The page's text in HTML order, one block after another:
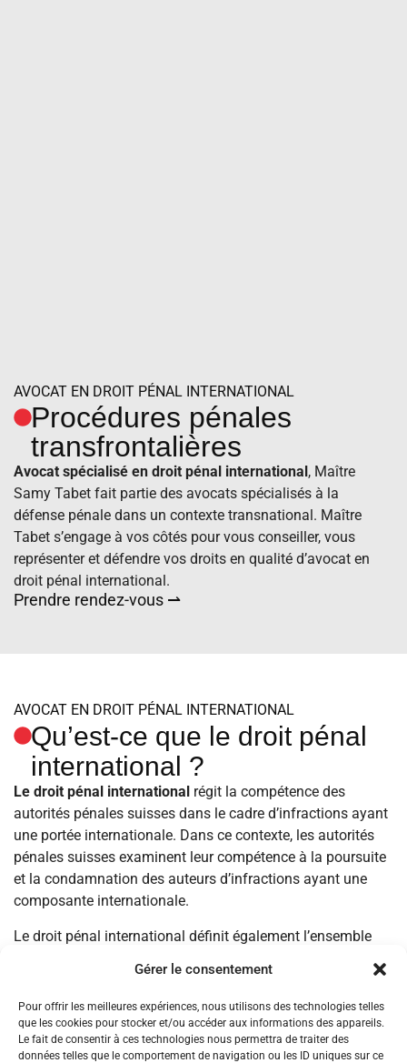
Gérer le consentement
Pour offrir les meilleures expériences, nous utilisons des technologies telles
que les cookies pour stocker et/ou accéder aux informations des appareils.
Le fait de consentir à ces technologies nous permettra de traiter des
données telles que le comportement de navigation ou les ID uniques sur ce
AVOCAT EN DROIT PÉNAL INTERNATIONAL
Procédures pénales
transfrontalières
Avocat spécialisé en droit pénal international, Maître
Samy Tabet fait partie des avocats spécialisés à la
défense pénale dans un contexte transnational. Maître
Tabet s’engage à vos côtés pour vous conseiller, vous
représenter et défendre vos droits en qualité d’avocat en
droit pénal international.
Prendre rendez-vous ⇀
AVOCAT EN DROIT PÉNAL INTERNATIONAL
Qu’est-ce que le droit pénal
international ?
Le droit pénal international régit la compétence des
autorités pénales suisses dans le cadre d’infractions ayant
une portée internationale. Dans ce contexte, les autorités
pénales suisses examinent leur compétence à la poursuite
et la condamnation des auteurs d’infractions ayant une
composante internationale.
Le droit pénal international définit également l’ensemble
autorités judiciaires suisses et étrangères dans le cadre de
procédures pénales transfrontalières. Cette entraide peut
concerner l’extradition vers (extradition passive) ou hors de
la Suisse (extradition active) en vue de juger une personne